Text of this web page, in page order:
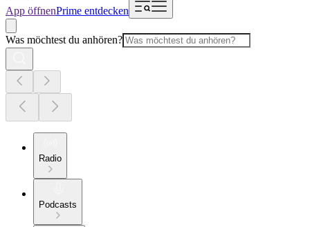
App öffnenPrime entdecken
Was möchtest du anhören?
Radio
Podcasts